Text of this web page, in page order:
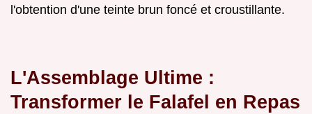
l'obtention d'une teinte brun foncé et croustillante.
L'Assemblage Ultime :
Transformer le Falafel en Repas